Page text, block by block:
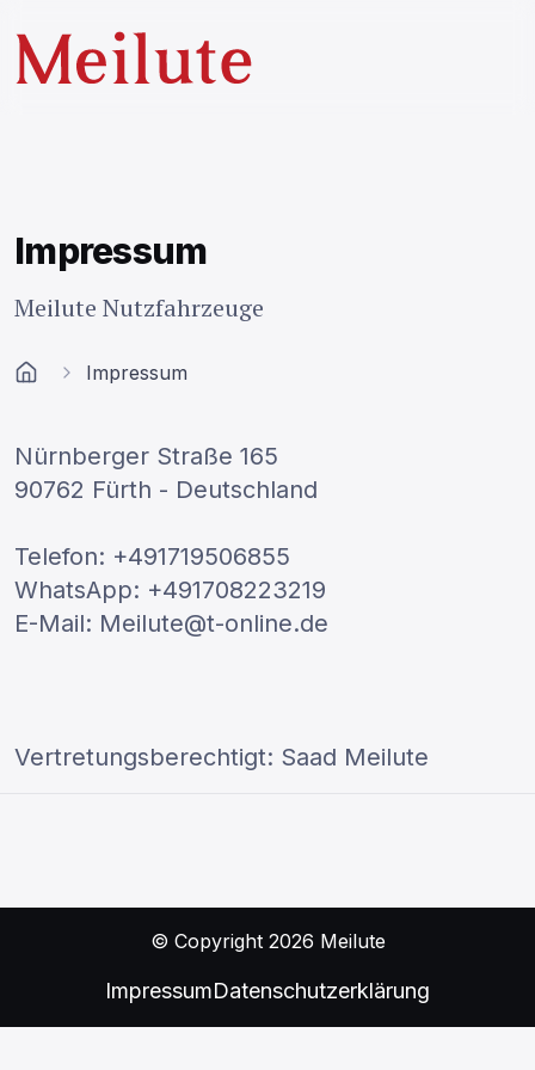
Impressum
Meilute Nutzfahrzeuge
Home
Impressum
Nürnberger Straße 165
90762 Fürth - Deutschland
Telefon: +491719506855
WhatsApp: +491708223219
E-Mail: Meilute@t-online.de
Vertretungsberechtigt: Saad Meilute
© Copyright 2026 Meilute
ImpressumDatenschutzerklärung